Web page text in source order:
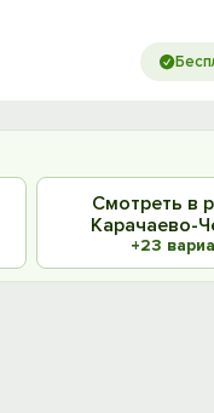
Смотреть в
Карачаево-
+23